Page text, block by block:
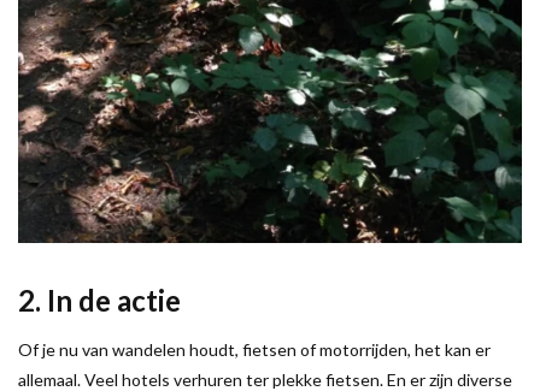
2. In de actie
Of je nu van wandelen houdt, fietsen of motorrijden, het kan er
allemaal. Veel hotels verhuren ter plekke fietsen. En er zijn diverse